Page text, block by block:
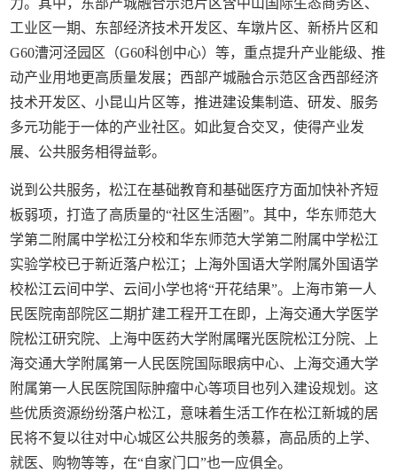
力。其中，东部产城融合示范片区含中山国际生态商务区、
工业区一期、东部经济技术开发区、车墩片区、新桥片区和
G60漕河泾园区（G60科创中心）等，重点提升产业能级、推
动产业用地更高质量发展；西部产城融合示范区含西部经济
技术开发区、小昆山片区等，推进建设集制造、研发、服务
多元功能于一体的产业社区。如此复合交叉，使得产业发
展、公共服务相得益彰。
说到公共服务，松江在基础教育和基础医疗方面加快补齐短
板弱项，打造了高质量的“社区生活圈”。其中，华东师范大
学第二附属中学松江分校和华东师范大学第二附属中学松江
实验学校已于新近落户松江；上海外国语大学附属外国语学
校松江云间中学、云间小学也将“开花结果”。上海市第一人
民医院南部院区二期扩建工程开工在即，上海交通大学医学
院松江研究院、上海中医药大学附属曙光医院松江分院、上
海交通大学附属第一人民医院国际眼病中心、上海交通大学
附属第一人民医院国际肿瘤中心等项目也列入建设规划。这
些优质资源纷纷落户松江，意味着生活工作在松江新城的居
民将不复以往对中心城区公共服务的羡慕，高品质的上学、
就医、购物等等，在“自家门口”也一应俱全。